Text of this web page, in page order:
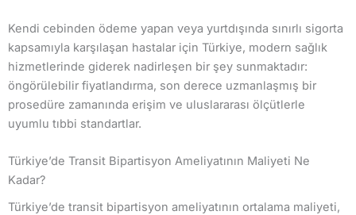
Kendi cebinden ödeme yapan veya yurtdışında sınırlı sigorta
kapsamıyla karşılaşan hastalar için Türkiye, modern sağlık
hizmetlerinde giderek nadirleşen bir şey sunmaktadır:
öngörülebilir fiyatlandırma, son derece uzmanlaşmış bir
prosedüre zamanında erişim ve uluslararası ölçütlerle
uyumlu tıbbi standartlar.
Türkiye’de Transit Bipartisyon Ameliyatının Maliyeti Ne
Kadar?
Türkiye’de transit bipartisyon ameliyatının ortalama maliyeti,